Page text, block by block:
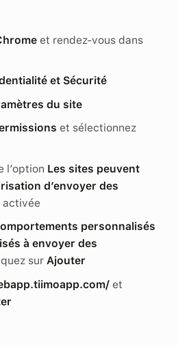
et rendez-vous dans
et Sécurité
du site
et sélectionnez
l’option Les sites peuvent
d’envoyer des
activée
personnalisés
à envoyer des
surAjouter
et